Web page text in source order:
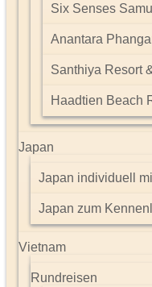
Six Senses
Anantara
Santhiya Resort
Haadtien Beach
Japan
Japan individuell
Japan zum
Vietnam
Rundreisen